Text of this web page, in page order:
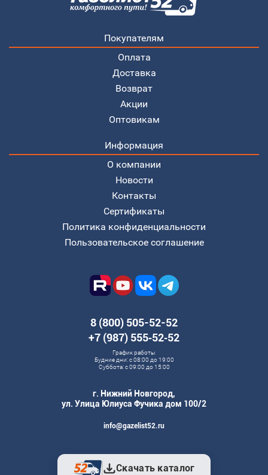
Покупателям
Оплата
Доставка
Возврат
Акции
Оптовикам
Информация
О компании
Новости
Контакты
Сертификаты
Политика конфиденциальности
Пользовательское соглашение
8 (800) 505-52-52
+7 (987) 555‑52‑52
График работы
Будние дни: с 08:00 до 19:00
Суббота: с 09:00 до 15:00
г. Нижний Новгород,
ул. Улица Юлиуса Фучика дом 100/2
info@gazelist52.ru
Скачать каталог